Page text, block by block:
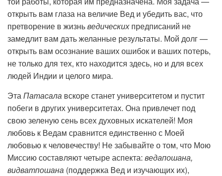
открыть вам глаза на величие Вед и убедить вас, что
претворение в жизньведическихпредписаний не
замедлит вам дать желанные результаты. Мой долг —
открыть вам осознание ваших ошибок и ваших потерь,
не только для тех, кто находится здесь, но и для всех
людей Индии и целого мира.
ЭтаПатасала вскоре станет университетом и пустит
побеги в других университетах. Она привлечет под
свою зеленую сень всех духовных искателей! Моя
любовь к Ведам сравнится единственно с Моей
любовью к человечеству! Не забывайте о том, что Мою
Миссию составляют четыре аспекта: ведапошана,
видватпошана (поддержка Вед и изучающих их),